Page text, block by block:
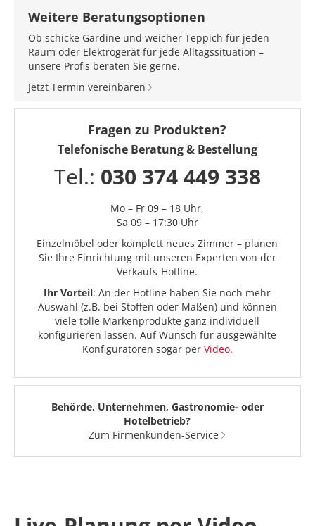
Weitere Beratungsoptionen
Ob schicke Gardine und weicher Teppich für jeden
Raum oder Elektrogerät für jede Alltagssituation –
unsere Profis beraten Sie gerne.
Jetzt Termin vereinbaren
Fragen zu Produkten?
Telefonische Beratung & Bestellung
Tel.: 030 374 449 338
Mo – Fr 09 – 18 Uhr,
Sa 09 – 17:30 Uhr
Einzelmöbel oder komplett neues Zimmer – planen
Sie Ihre Einrichtung mit unseren Experten von der
Verkaufs-Hotline.
Ihr Vorteil: An der Hotline haben Sie noch mehr
Auswahl (z.B. bei Stoffen oder Maßen) und können
viele tolle Markenprodukte ganz individuell
konfigurieren lassen. Auf Wunsch für ausgewählte
Konfiguratoren sogar per Video.
Behörde, Unternehmen, Gastronomie- oder
Hotelbetrieb?
Zum Firmenkunden-Service